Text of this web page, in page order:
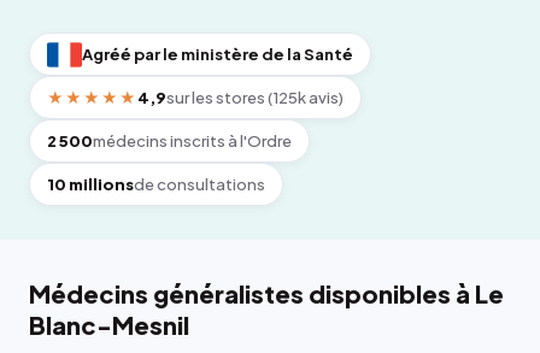
Agréé par le ministère de la Santé
★★★★★ 4,9sur les stores (125k avis)
2 500médecins inscrits à l'Ordre
10 millionsde consultations
Médecins généralistes disponibles à Le
Blanc-Mesnil